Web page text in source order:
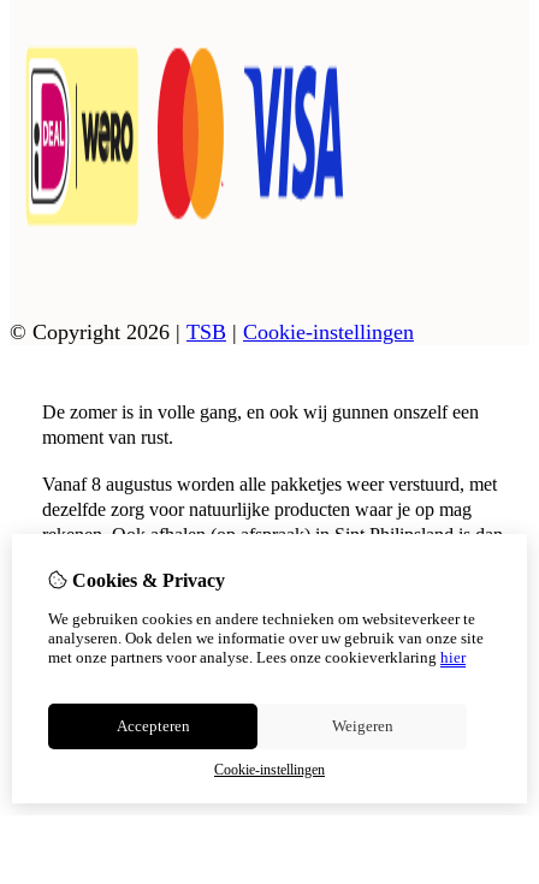
© Copyright 2026 | TSB | Cookie-instellingen
Cookies & Privacy
We gebruiken cookies en andere technieken om websiteverkeer te
analyseren. Ook delen we informatie over uw gebruik van onze site
met onze partners voor analyse. Lees onze cookieverklaring hier
Accepteren Weigeren
Cookie-instellingen
De zomer is in volle gang, en ook wij gunnen onszelf een
moment van rust.
Vanaf 8 augustus worden alle pakketjes weer verstuurd, met
dezelfde zorg voor natuurlijke producten waar je op mag
rekenen. Ook afhalen (op afspraak) in Sint Philipsland is dan
Vanaf 17 augustus zijn alle afhaalpunten (Tholen en
Scherpenisse) weer geopend.